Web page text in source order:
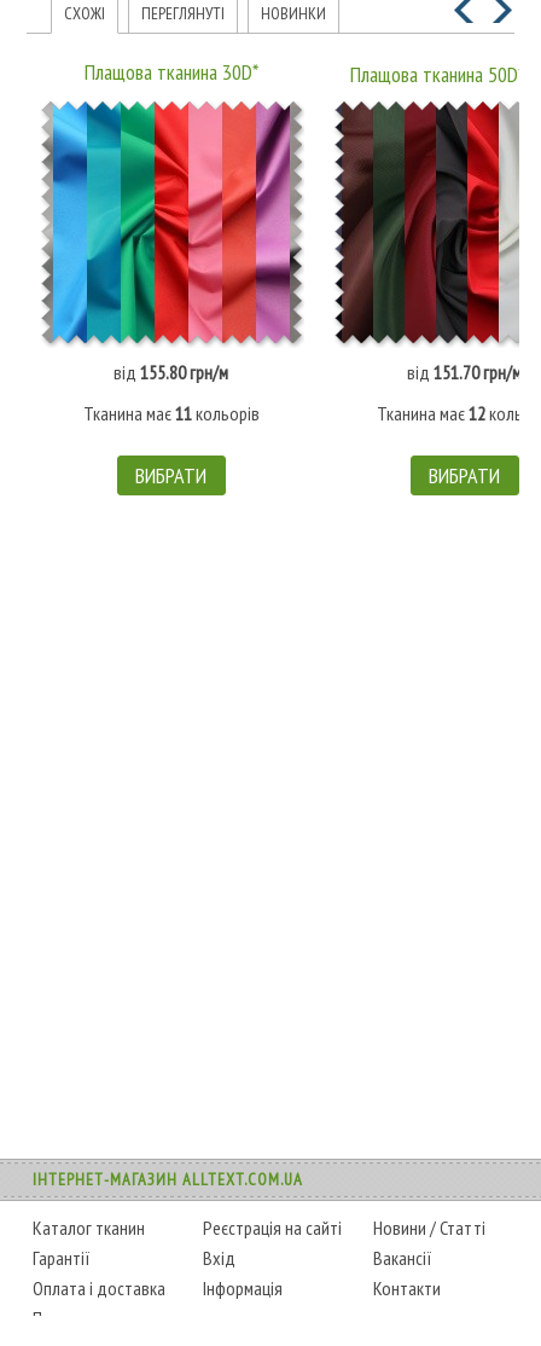
СХОЖІ ПЕРЕГЛЯНУТІ НОВИНКИ
Плащова тканина 30D*
(50D*50D)67
від155.80 грн/м
Тканина має11кольорів
ВИБРАТИ
Плащова тканина
від151.70 грн/м
Тканина має12
ВИБРАТИ
ІНТЕРНЕТ-МАГАЗИН ALLTEXT.COM.UA
Каталог тканин
Гарантії
Оплата і доставка
Повернення товару
Реєстрація на сайті
Вхід
Інформація
Новини /Статті
Вакансії
Контакти